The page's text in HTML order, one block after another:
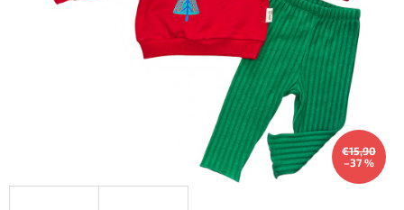
€15,90
–37 %